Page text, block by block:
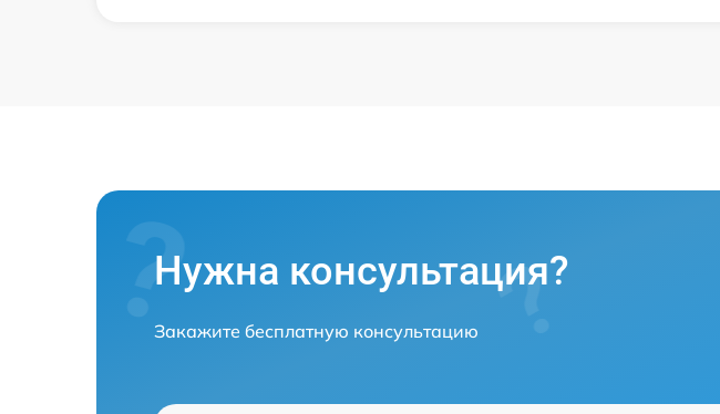
Нужна консультация?
Закажите бесплатную консультацию